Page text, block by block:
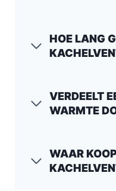
HOE LANG
VERDEELT
WARMTE
WAAR